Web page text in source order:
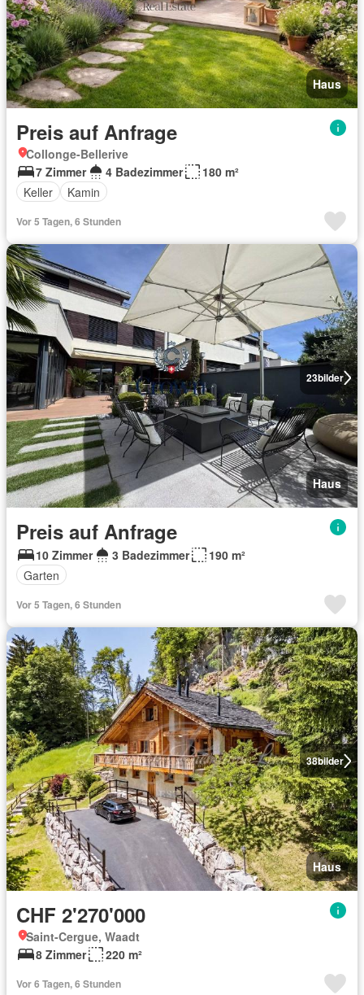
Haus
Preis auf Anfrage
Collonge-Bellerive
7 Zimmer
4 Badezimmer
180 m²
Keller
Kamin
Vor 5 Tagen, 6 Stunden
23bilder
Haus
Preis auf Anfrage
10 Zimmer 3 Badezimmer
190 m²
Garten
Vor 5 Tagen, 6 Stunden
38bilder
Haus
CHF 2'270'000
Saint-Cergue, Waadt
8 Zimmer
220 m²
Vor 6 Tagen, 6 Stunden